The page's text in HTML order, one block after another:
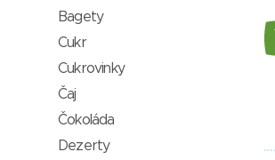
Bagety
Cukr
Cukrovinky
Čaj
Čokoláda
Dezerty